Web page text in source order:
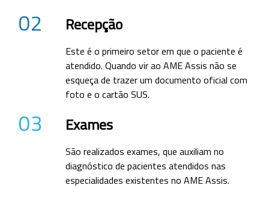
02 Recepção
Este é o primeiro setor em que o paciente é
atendido. Quando vir ao AME Assis não se
esqueça de trazer um documento oficial com
foto e o cartão SUS.
03 Exames
São realizados exames, que auxiliam no
diagnóstico de pacientes atendidos nas
especialidades existentes no AME Assis.